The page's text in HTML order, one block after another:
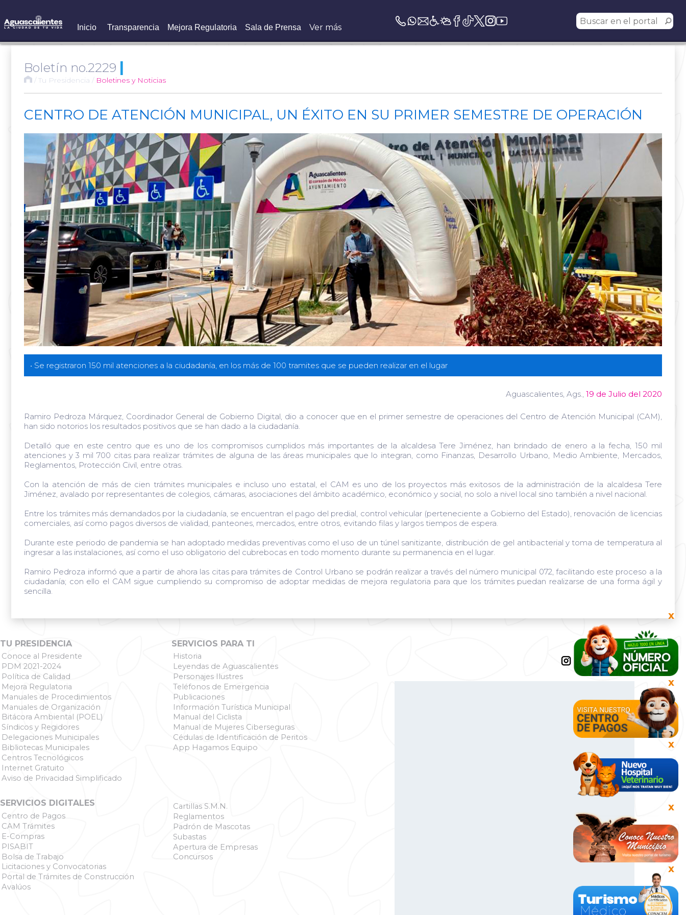
Inicio Transparencia Mejora Regulatoria Sala de Prensa Ver más
Boletín no.2229 |
/ Tu Presidencia / Boletines y Noticias
CENTRO DE ATENCIÓN MUNICIPAL, UN ÉXITO EN SU PRIMER SEMESTRE DE OPERACIÓN
• Se registraron 150 mil atenciones a la ciudadanía, en los más de 100 tramites que se pueden realizar en el lugar
Aguascalientes, Ags., 19 de Julio del 2020
Ramiro Pedroza Márquez, Coordinador General de Gobierno Digital, dio a conocer que en el primer semestre de operaciones del Centro de Atención Municipal (CAM),
han sido notorios los resultados positivos que se han dado a la ciudadanía.
Detalló que en este centro que es uno de los compromisos cumplidos más importantes de la alcaldesa Tere Jiménez, han brindado de enero a la fecha, 150 mil
atenciones y 3 mil 700 citas para realizar trámites de alguna de las áreas municipales que lo integran, como Finanzas, Desarrollo Urbano, Medio Ambiente, Mercados,
Reglamentos, Protección Civil, entre otras.
Con la atención de más de cien trámites municipales e incluso uno estatal, el CAM es uno de los proyectos más exitosos de la administración de la alcaldesa Tere
Jiménez, avalado por representantes de colegios, cámaras, asociaciones del ámbito académico, económico y social, no solo a nivel local sino también a nivel nacional.
Entre los trámites más demandados por la ciudadanía, se encuentran el pago del predial, control vehicular (perteneciente a Gobierno del Estado), renovación de licencias
comerciales, así como pagos diversos de vialidad, panteones, mercados, entre otros, evitando filas y largos tiempos de espera.
Durante este periodo de pandemia se han adoptado medidas preventivas como el uso de un túnel sanitizante, distribución de gel antibacterial y toma de temperatura al
ingresar a las instalaciones, así como el uso obligatorio del cubrebocas en todo momento durante su permanencia en el lugar.
Ramiro Pedroza informó que a partir de ahora las citas para trámites de Control Urbano se podrán realizar a través del número municipal 072, facilitando este proceso a la
ciudadanía; con ello el CAM sigue cumpliendo su compromiso de adoptar medidas de mejora regulatoria para que los trámites puedan realizarse de una forma ágil y
sencilla.
TU PRESIDENCIA
Conoce al Presidente
PDM 2021-2024
Política de Calidad
Mejora Regulatoria
Manuales de Procedimientos
Manuales de Organización
Bitácora Ambiental (POEL)
Síndicos y Regidores
Delegaciones Municipales
Bibliotecas Municipales
Centros Tecnológicos
Internet Gratuito
Aviso de Privacidad Simplificado
SERVICIOS PARA TI
Historia
Leyendas de Aguascalientes
Personajes Ilustres
Teléfonos de Emergencia
Publicaciones
Información Turística Municipal
Manual del Ciclista
Manual de Mujeres Ciberseguras
Cédulas de Identificación de Peritos
App Hagamos Equipo
SERVICIOS DIGITALES
Centro de Pagos
CAM Trámites
E-Compras
PISABIT
Bolsa de Trabajo
Licitaciones y Convocatorias
Portal de Trámites de Construcción
Avalúos
Cartillas S.M.N.
Reglamentos
Padrón de Mascotas
Subastas
Apertura de Empresas
Concursos
X
X
X
X
X
X